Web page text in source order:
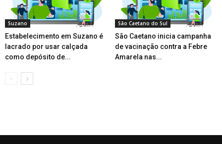
Suzano
Estabelecimento em Suzano é
lacrado por usar calçada
como depósito de...
São Caetano do Sul
São Caetano inicia campanha
de vacinação contra a Febre
Amarela nas...